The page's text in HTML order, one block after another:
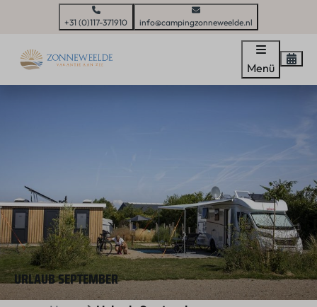
+31 (0)117-371910 info@campingzonneweelde.nl
Menü
URLAUB SEPTEMBER